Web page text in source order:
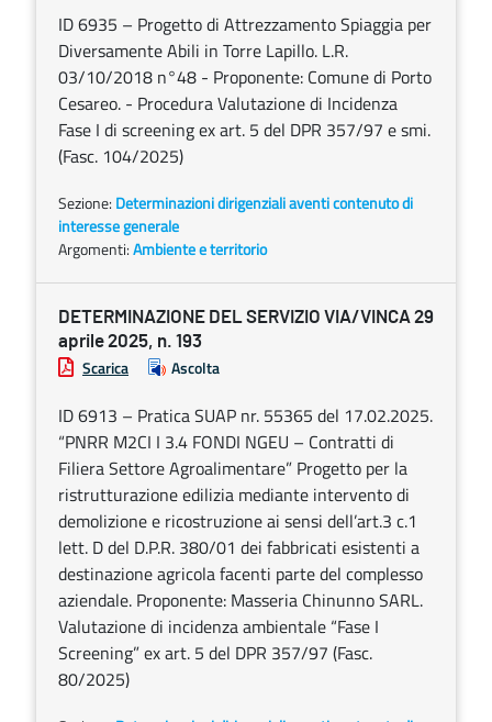
ID 6935 – Progetto di Attrezzamento Spiaggia per
Diversamente Abili in Torre Lapillo. L.R.
03/10/2018 n°48 - Proponente: Comune di Porto
Cesareo. - Procedura Valutazione di Incidenza
Fase I di screening ex art. 5 del DPR 357/97 e smi.
(Fasc. 104/2025)
Sezione: Determinazioni dirigenziali aventi contenuto di
interesse generale
Argomenti:Ambiente e territorio
DETERMINAZIONE DEL SERVIZIO VIA/VINCA 29
aprile 2025, n. 193
Scarica Ascolta
ID 6913 – Pratica SUAP nr. 55365 del 17.02.2025.
“PNRR M2CI I 3.4 FONDI NGEU – Contratti di
Filiera Settore Agroalimentare” Progetto per la
ristrutturazione edilizia mediante intervento di
demolizione e ricostruzione ai sensi dell’art.3 c.1
lett. D del D.P.R. 380/01 dei fabbricati esistenti a
destinazione agricola facenti parte del complesso
aziendale. Proponente: Masseria Chinunno SARL.
Valutazione di incidenza ambientale “Fase I
Screening” ex art. 5 del DPR 357/97 (Fasc.
80/2025)